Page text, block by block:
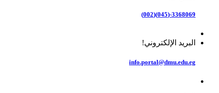
3368069-(045)(002)
البريد الإلكتروني!
info.portal@dmu.edu.eg